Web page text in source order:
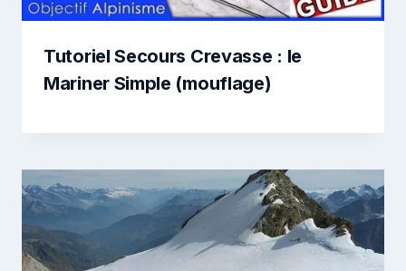
Tutoriel Secours Crevasse : le
Mariner Simple (mouflage)